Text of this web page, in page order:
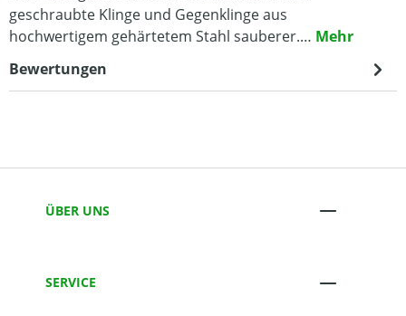
geschraubte Klinge und Gegenklinge aus
hochwertigem gehärtetem Stahl sauberer.… Mehr
Bewertungen
ÜBER UNS
SERVICE